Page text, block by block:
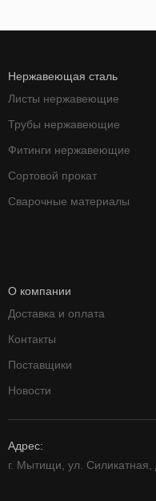
Нержавеющая сталь
Листы нержавеющие
Трубы нержавеющие
Фитинги нержавеющие
Сортовой прокат
Сварочные материалы
О компании
Доставка и оплата
Контакты
Поставщики
Новости
Адрес:
г. Мытищи, ул. Силикатная,